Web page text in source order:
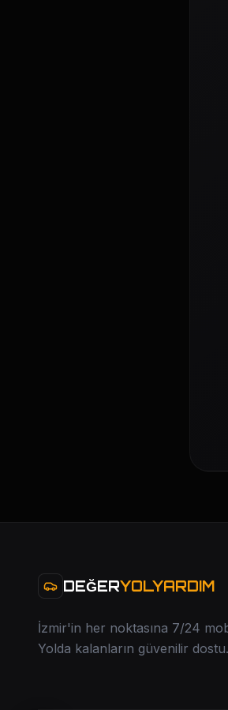
DEĞERYOLYARDIM
İzmir'in her noktasına 7/24
Yolda kalanların güvenilir dostu.